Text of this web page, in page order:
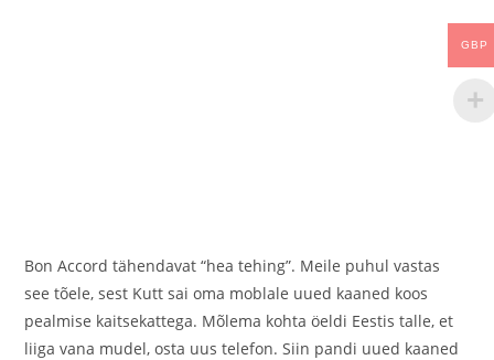
Bon Accord tähendavat “hea tehing”. Meile puhul vastas
see tõele, sest Kutt sai oma moblale uued kaaned koos
pealmise kaitsekattega. Mõlema kohta öeldi Eestis talle, et
liiga vana mudel, osta uus telefon. Siin pandi uued kaaned
GBP